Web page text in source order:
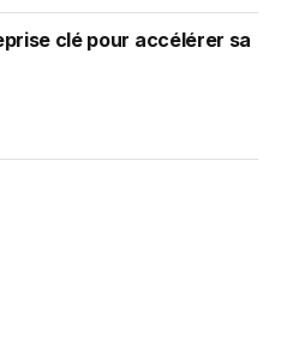
clé pour accélérer sa